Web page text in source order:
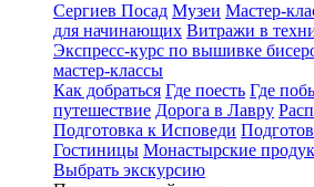
Сергиев Посад Музеи Мастер-
для начинающих Витражи в
Экспресс-курс по вышивке
мастер-классы
Как добраться Где поесть Где
путешествие Дорога в Лавру
Подготовка к Исповеди
Гостиницы Монастырские
Выбрать экскурсию